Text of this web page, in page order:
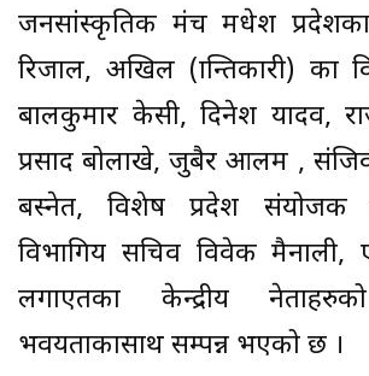
जनसांस्कृतिक मंच मधेश
रिजाल, अखिल (क्रान्तिकारी) का
बालकुमार केसी, दिनेश यादव,
प्रसाद बोलाखे, जुबैर आलम ,
बस्नेत, विशेष प्रदेश संयोजक
विभागिय सचिव विवेक मैनाली,
लगाएतका केन्द्रीय
भवयताकासाथ सम्पन्न भएको छ ।